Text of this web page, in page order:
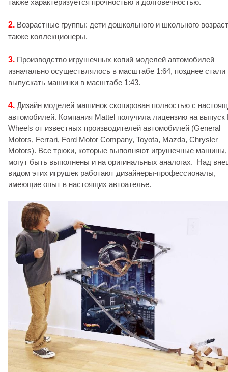
также характеризуется прочностью и долговечностью.
2. Возрастные группы: дети дошкольного и школьного
также коллекционеры.
3. Производство игрушечных копий моделей автомобилей
изначально осуществлялось в масштабе 1:64, позднее стали
выпускать машинки в масштабе 1:43.
4. Дизайн моделей машинок скопирован полностью с
автомобилей. Компания Mattel получила лицензию на выпуск
Wheels от известных производителей автомобилей (General
Motors, Ferrari, Ford Motor Company, Toyota, Mazda, Chrysler
Motors). Все трюки, которые выполняют игрушечные машины,
могут быть выполнены и на оригинальных аналогах. Над
видом этих игрушек работают дизайнеры-профессионалы,
имеющие опыт в настоящих автоателье.